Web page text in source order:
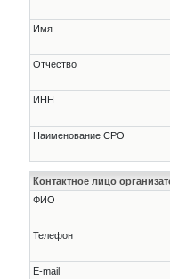
Имя
Отчество
ИНН
Наименование СРО
Контактное лицо
ФИО
Телефон
E-mail